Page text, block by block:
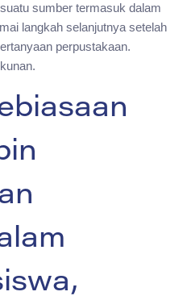
sumber termasuk dalam
langkah selanjutnya setelah
perpustakaan.